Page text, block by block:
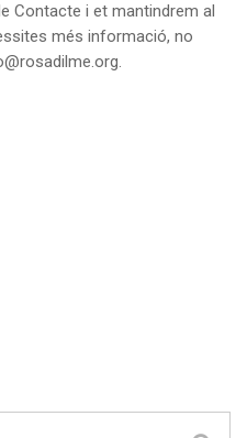
Contacte i et mantindrem al
més informació, no